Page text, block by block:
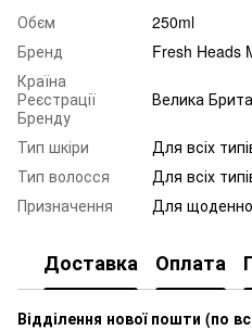
Обєм
250ml
Бренд
Fresh Heads
Країна
Реєстрації
Бренду
Велика
Тип шкіри
Для всіх
Тип волосся
Для всіх
Призначення
Для
Доставка Оплата
Відділення нової пошти (по